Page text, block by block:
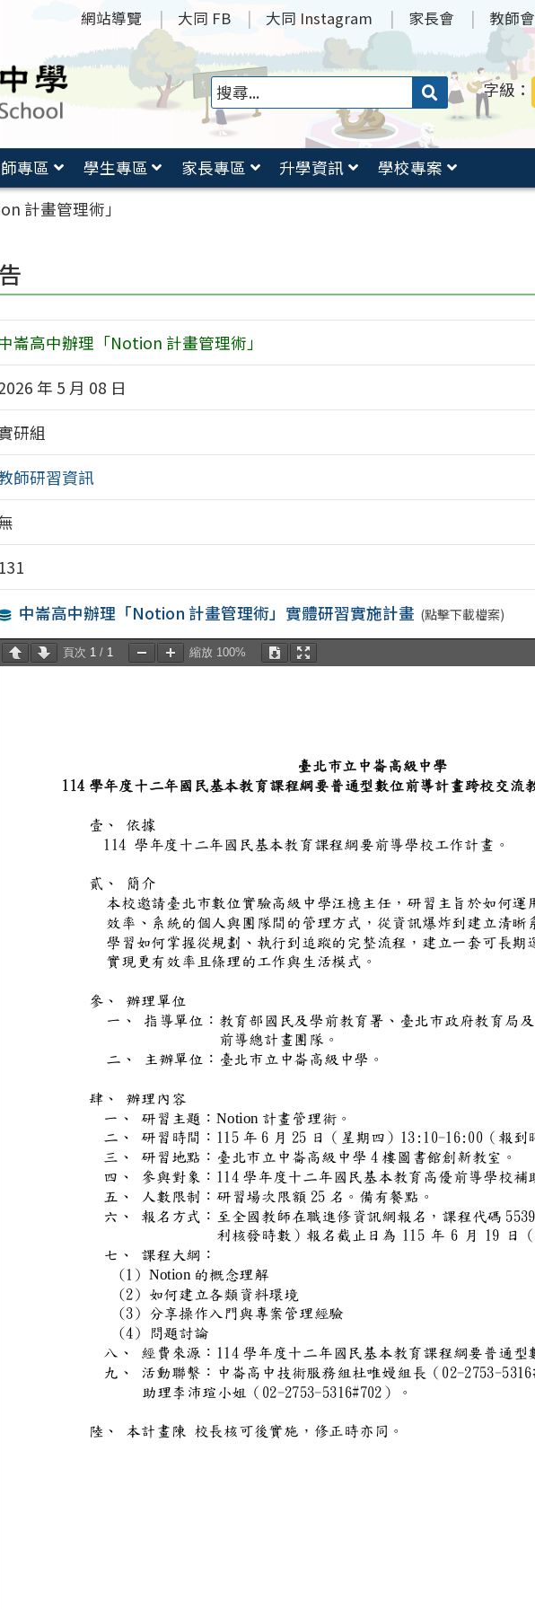
網站導覽 大同 FB 大同 Instagram 家長會 教師會
搜
送出 字級：
專區 學生專區 家長專區 升學資訊
學校專案
計畫管理術」
崙高中辦理「Notion 計畫管理術」
年 5 月 08 日
研組
師研習資訊
131
中崙高中辦理「Notion 計畫管理術」實體研習實施計畫 (點擊下載檔案)
頁次 1/ 1 縮放 100%